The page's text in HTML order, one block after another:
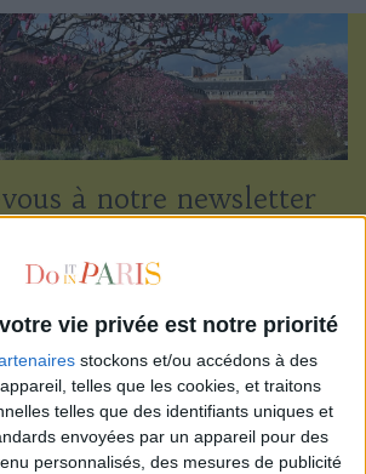
vie privée est notre priorité
stockons et/ou accédons à des
telles que les cookies, et traitons
telles que des identifiants uniques et
envoyées par un appareil pour des
personnalisés, des mesures de publicité
à notre newsletter